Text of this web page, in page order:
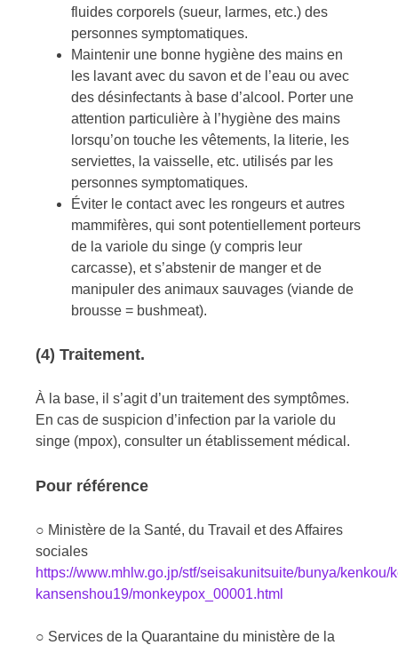
fluides corporels (sueur, larmes, etc.) des
personnes symptomatiques.
Maintenir une bonne hygiène des mains en
les lavant avec du savon et de l’eau ou avec
des désinfectants à base d’alcool. Porter une
attention particulière à l’hygiène des mains
lorsqu’on touche les vêtements, la literie, les
serviettes, la vaisselle, etc. utilisés par les
personnes symptomatiques.
Éviter le contact avec les rongeurs et autres
mammifères, qui sont potentiellement porteurs
de la variole du singe (y compris leur
carcasse), et s’abstenir de manger et de
manipuler des animaux sauvages (viande de
brousse = bushmeat).
(4) Traitement.
À la base, il s’agit d’un traitement des symptômes.
En cas de suspicion d’infection par la variole du
singe (mpox), consulter un établissement médical.
Pour référence
○ Ministère de la Santé, du Travail et des Affaires
sociales
https://www.mhlw.go.jp/stf/seisakunitsuite/bunya/kenkou/
kansenshou19/monkeypox_00001.html
○ Services de la Quarantaine du ministère de la